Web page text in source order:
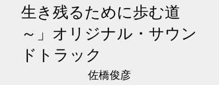
生き残るために歩む道
～」オリジナル・サウン
ドトラック
佐橋俊彦